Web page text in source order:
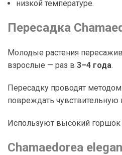
низкой температуре.
Пересадка
Молодые растения
взрослые — раз в 3–4 года.
Пересадку проводят методом
повреждать чувствительную
Используют высокий
Chamaedorea